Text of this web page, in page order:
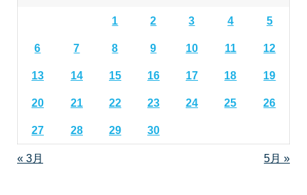
1 2 3 4 5
6 7 8 9 10 11 12
13 14 15 16 17 18 19
20 21 22 23 24 25 26
27 28 29 30
« 3月 5月 »